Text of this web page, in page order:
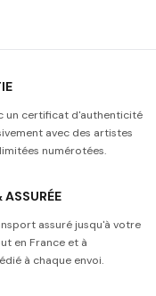
un certificat d'authenticité
avec des artistes
numérotées.
ASSURÉE
assuré jusqu'à votre
en France et à
à chaque envoi.